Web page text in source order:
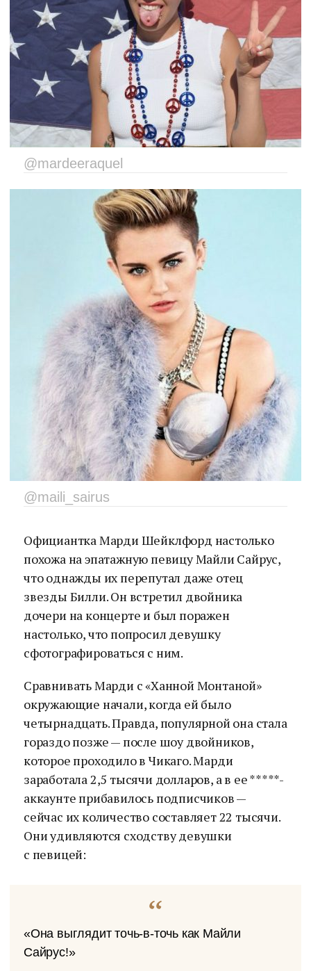
@mardeeraquel
@maili_sairus
Официантка Марди Шейклфорд настолько
похожа на эпатажную певицу Майли Сайрус,
что однажды их перепутал даже отец
звезды Билли. Он встретил двойника
дочери на концерте и был поражен
настолько, что попросил девушку
сфотографироваться с ним.
Сравнивать Марди с «Ханной Монтаной»
окружающие начали, когда ей было
четырнадцать. Правда, популярной она стала
гораздо позже — после шоу двойников,
которое проходило в Чикаго. Марди
заработала 2,5 тысячи долларов, а в ее *****-
аккаунте прибавилось подписчиков —
сейчас их количество составляет 22 тысячи.
Они удивляются сходству девушки
с певицей:
«Она выглядит точь-в-точь как Майли
Сайрус!»